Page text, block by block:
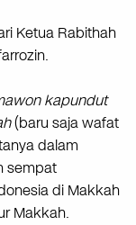
Ketua Rabithah
kapundut
(baru saja wafat
dalam
sempat
di Makkah
Makkah.